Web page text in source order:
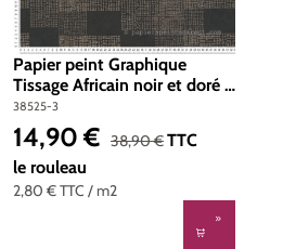
Papier peint Graphique
Tissage Africain noir et doré -
Desert Lodge de Livingwalls |
Réf. 38525-3
38525-3
2,80 €TTC / m2
Prix de vente :
14,90 € Prix régulier :
38,90 €TTC
le rouleau